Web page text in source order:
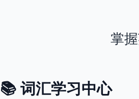
掌
📚 词汇学习中心